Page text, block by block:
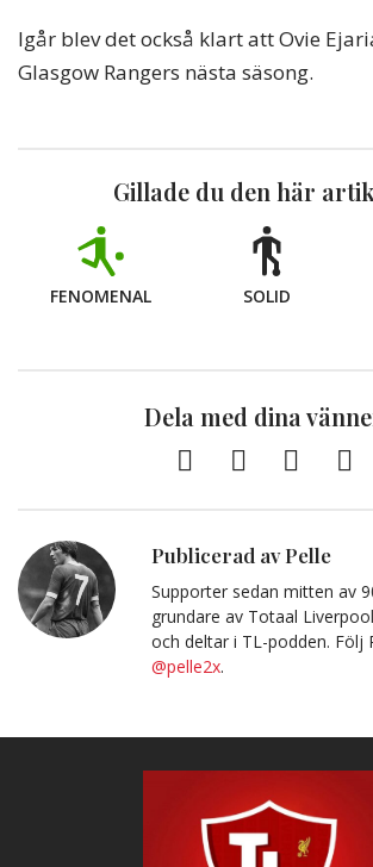
Igår blev det också klart att Ovie
Glasgow Rangers nästa säsong.
Gillade du den här
FENOMENAL SOLID
Dela med dina
FacebookTwitter
till
Publicerad av Pelle
Supporter sedan mitten av
grundare av Totaal
och deltar i TL-podden. Följ
@pelle2x.